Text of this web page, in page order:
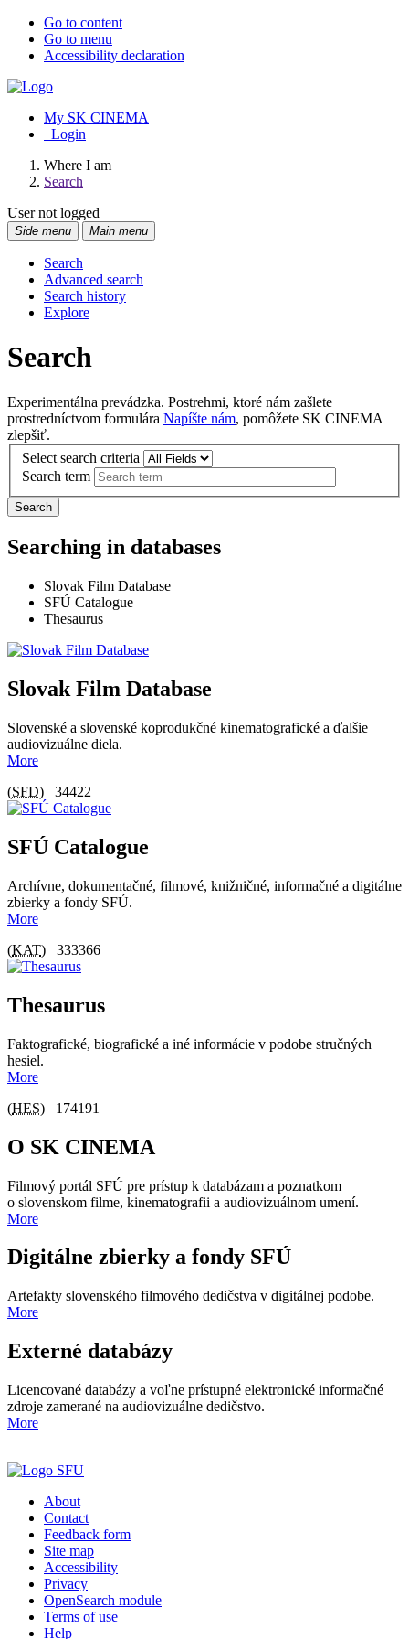
Go to content
Go to menu
Accessibility declaration
My SK CINEMA
Login
Where I am
Search
User not logged
Side menu Main menu
Search
Advanced search
Search history
Explore
Search
Experimentálna prevádzka. Postrehmi, ktoré nám zašlete
prostredníctvom formulára Napíšte nám, pomôžete SK CINEMA
zlepšiť.
Select search criteria
Search term
Search
Searching in databases
Slovak Film Database
SFÚ Catalogue
Thesaurus
Slovak Film Database
Slovenské a slovenské koprodukčné kinematografické a ďalšie
audiovizuálne diela.
More
(SFD) 34422
SFÚ Catalogue
Archívne, dokumentačné, filmové, knižničné, informačné a digitálne
zbierky a fondy SFÚ.
More
(KAT) 333366
Thesaurus
Faktografické, biografické a iné informácie v podobe stručných
hesiel.
More
(HES) 174191
O SK CINEMA
Filmový portál SFÚ pre prístup k databázam a poznatkom
o slovenskom filme, kinematografii a audiovizuálnom umení.
More
Digitálne zbierky a fondy SFÚ
Artefakty slovenského filmového dedičstva v digitálnej podobe.
More
Externé databázy
Licencované databázy a voľne prístupné elektronické informačné
zdroje zamerané na audiovizuálne dedičstvo.
More
About
Contact
Feedback form
Site map
Accessibility
Privacy
OpenSearch module
Terms of use
Help